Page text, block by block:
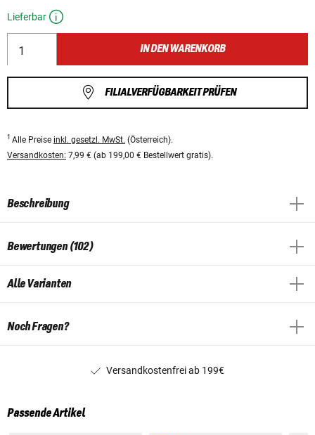
Lieferbar
IN DEN WARENKORB
FILIALVERFÜGBARKEIT PRÜFEN
1 Alle Preise inkl. gesetzl. MwSt. (Österreich).
Versandkosten: 7,99 € (ab 199,00 € Bestellwert gratis).
Beschreibung
Bewertungen (102)
Alle Varianten
Noch Fragen?
Versandkostenfrei ab 199€
Passende Artikel